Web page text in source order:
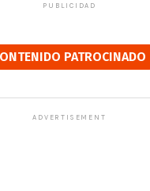
PUBLICIDAD
PATROCINADO
ADVERTISEMENT